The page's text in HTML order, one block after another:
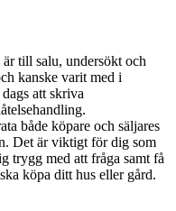
till salu, undersökt och
kanske varit med i
att skriva
både köpare och säljares
Det är viktigt för dig som
trygg med att fråga samt få
köpa ditt hus eller gård.